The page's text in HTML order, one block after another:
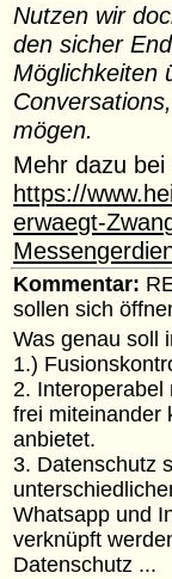
Nutzen wir
den sicher
Möglichkeiten
mögen.
Mehr dazu bei
https://
erwaegt-
Kommentar:
sollen sich
Was genau soll
1.)
2. Interoperabel
frei miteinander
anbietet.
3. Datenschutz
Whatsapp und
verknüpft
Datenschutz ...